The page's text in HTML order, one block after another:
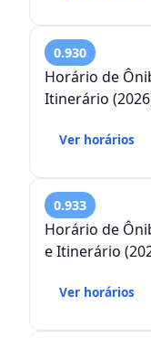
0.930
Horário de
Itinerário
Ver horários
0.933
Horário de
e Itinerário
Ver horários